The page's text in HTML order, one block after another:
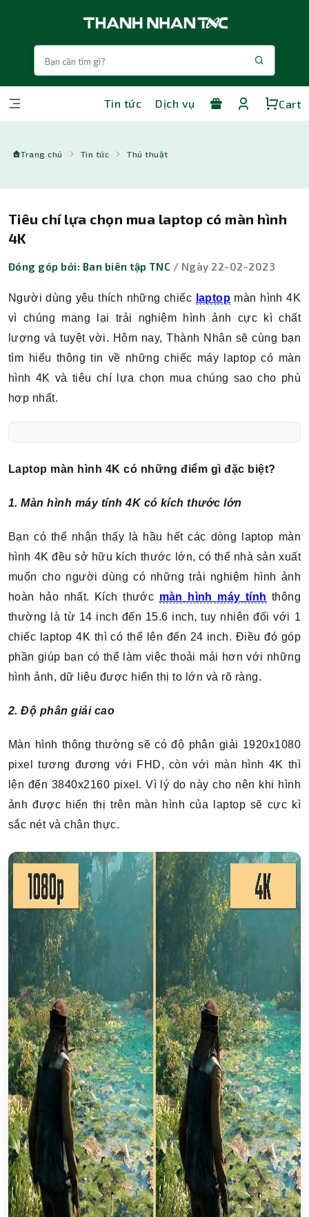
Tin tức Dịch vụ Cart
Trang chủ Tin tức Thủ thuật
Tiêu chí lựa chọn mua laptop có màn hình
4K
Đóng góp bởi: Ban biên tập TNC / Ngày 22-02-2023
Người dùng yêu thích những chiếc laptop màn hình 4K
vì chúng mang lại trải nghiệm hình ảnh cực kì chất
lượng và tuyệt vời. Hôm nay, Thành Nhân sẽ cùng bạn
tìm hiểu thông tin về những chiếc máy laptop có màn
hình 4K và tiêu chí lựa chọn mua chúng sao cho phù
hợp nhất.
Laptop màn hình 4K có những điểm gì đặc biệt?
1. Màn hình máy tính 4K có kích thước lớn
Bạn có thể nhận thấy là hầu hết các dòng laptop màn
hình 4K đều sở hữu kích thước lớn, có thể nhà sản xuất
muốn cho người dùng có những trải nghiệm hình ảnh
hoàn hảo nhất. Kích thước màn hình máy tính thông
thường là từ 14 inch đến 15.6 inch, tuy nhiên đối với 1
chiếc laptop 4K thì có thể lên đến 24 inch. Điều đó góp
phần giúp bạn có thể làm việc thoải mái hơn với những
hình ảnh, dữ liệu được hiển thị to lớn và rõ ràng.
2. Độ phân giải cao
Màn hình thông thường sẽ có độ phân giải 1920x1080
pixel tương đương với FHD, còn với màn hình 4K thì
lên đến 3840x2160 pixel. Vì lý do này cho nên khi hình
ảnh được hiển thị trên màn hình của laptop sẽ cực kì
sắc nét và chân thực.